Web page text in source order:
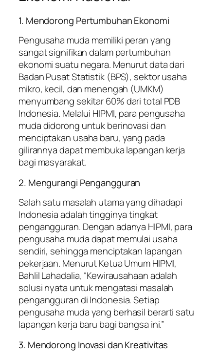
1. Mendorong Pertumbuhan Ekonomi
Pengusaha muda memiliki peran yang
sangat signifikan dalam pertumbuhan
ekonomi suatu negara. Menurut data dari
Badan Pusat Statistik (BPS), sektor usaha
mikro, kecil, dan menengah (UMKM)
menyumbang sekitar 60% dari total PDB
Indonesia. Melalui HIPMI, para pengusaha
muda didorong untuk berinovasi dan
menciptakan usaha baru, yang pada
gilirannya dapat membuka lapangan kerja
bagi masyarakat.
2. Mengurangi Pengangguran
Salah satu masalah utama yang dihadapi
Indonesia adalah tingginya tingkat
pengangguran. Dengan adanya HIPMI, para
pengusaha muda dapat memulai usaha
sendiri, sehingga menciptakan lapangan
pekerjaan. Menurut Ketua Umum HIPMI,
Bahlil Lahadalia, “Kewirausahaan adalah
solusi nyata untuk mengatasi masalah
pengangguran di Indonesia. Setiap
pengusaha muda yang berhasil berarti satu
lapangan kerja baru bagi bangsa ini.”
3. Mendorong Inovasi dan Kreativitas